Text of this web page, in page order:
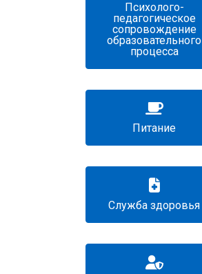
Психолого-
педагогическое
сопровождение
образовательного
процесса
Питание
Служба здоровья